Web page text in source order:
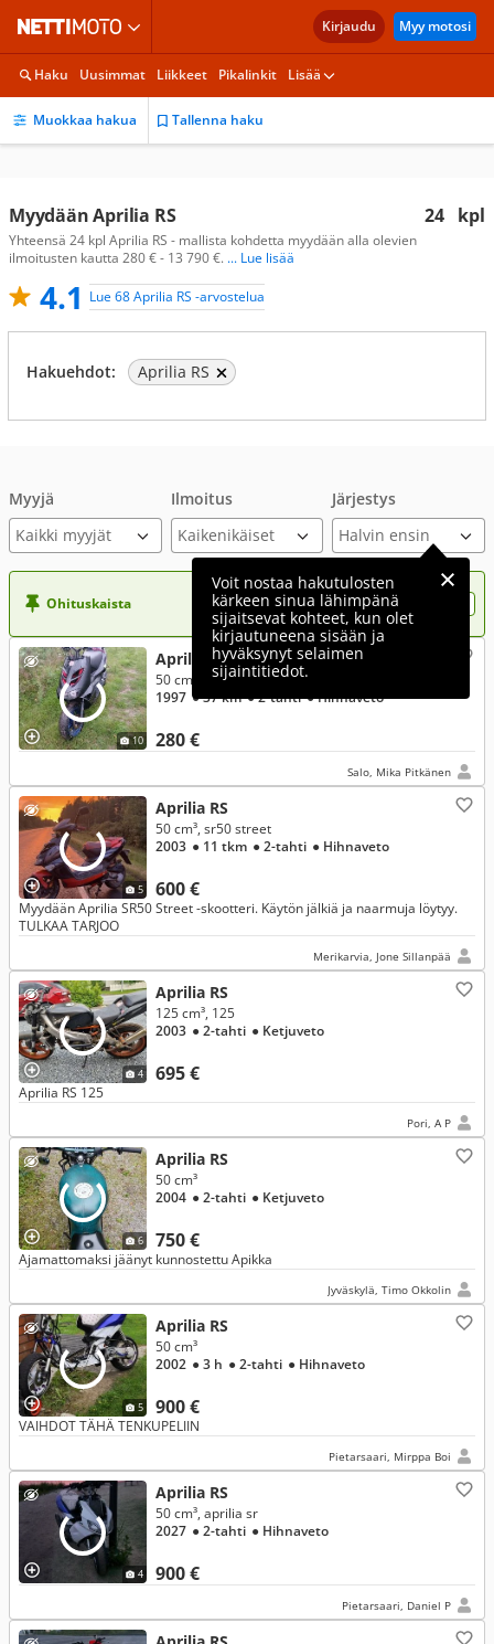
Kirjaudu Myy motosi
Haku Uusimmat Liikkeet Pikalinkit Lisää
Muokkaa hakua Tallenna haku
24 kpl
Myydään Aprilia RS
Yhteensä 24 kpl Aprilia RS - mallista kohdetta myydään alla olevien
ilmoitusten kautta 280 € - 13 790 €. ... Lue lisää
4.1 Lue 68 Aprilia RS -arvostelua
Hakuehdot: Aprilia RS
Myyjä
Kaikki myyjät
Ilmoitus Järjestys
Voit nostaa hakutulosten
kärkeen sinua lähimpänä
sijaitsevat kohteet, kun olet
kirjautuneena sisään ja
hyväksynyt selaimen
sijaintitiedot.
Ohituskaista Nosta ilmoituksesi tähän?
10
Aprilia RS
280 €
50 cm³, 50
1997 ● 37 km● 2-tahti● Hihnaveto
Salo, Mika Pitkänen
5
Aprilia RS
600 €
50 cm³, sr50 street
2003 ● 11 tkm ● 2-tahti ● Hihnaveto
Myydään Aprilia SR50 Street -skootteri. Käytön jälkiä ja naarmuja löytyy.
TULKAA TARJOO
Merikarvia, Jone Sillanpää
4
Aprilia RS
695 €
125 cm³, 125
2003 ● 2-tahti ● Ketjuveto
Aprilia RS 125
Pori, A P
6
Aprilia RS
750 €
50 cm³
2004 ● 2-tahti ● Ketjuveto
Ajamattomaksi jäänyt kunnostettu Apikka
Jyväskylä, Timo Okkolin
5
Aprilia RS
900 €
50 cm³
2002 ● 3 h ● 2-tahti ● Hihnaveto
VAIHDOT TÄHÄ TENKUPELIIN
Pietarsaari, Mirppa Boi
4
Aprilia RS
900 €
50 cm³, aprilia sr
2027 ● 2-tahti ● Hihnaveto
Pietarsaari, Daniel P